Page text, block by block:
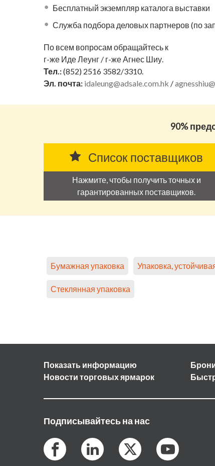
Бесплатный экземпляр каталога выставки
Служба подбора деловых партнеров (по
По всем вопросам обращайтесь к
г-же Иде Леунг / г-же Агнес Шиу.
Тел.:(852) 2516 3582/3310.
Эл. почта: idaleung@adsale.com.hk /
90%
Список поставщиков
Нажмите, чтобы получить точных и
гарантированных поставщиков.
Бумажная упаковка Упаковка,
Стеклянная упаковка
Показать информацию
Новости торговых ярмарок
Подписывайтесь на нас